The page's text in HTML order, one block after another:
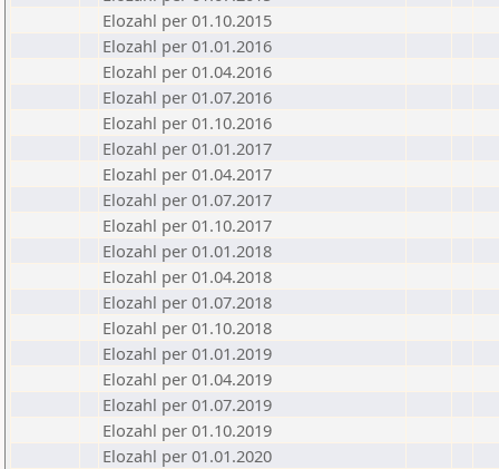
Elozahl per 01.10.2015
Elozahl per 01.01.2016
Elozahl per 01.04.2016
Elozahl per 01.07.2016
Elozahl per 01.10.2016
Elozahl per 01.01.2017
Elozahl per 01.04.2017
Elozahl per 01.07.2017
Elozahl per 01.10.2017
Elozahl per 01.01.2018
Elozahl per 01.04.2018
Elozahl per 01.07.2018
Elozahl per 01.10.2018
Elozahl per 01.01.2019
Elozahl per 01.04.2019
Elozahl per 01.07.2019
Elozahl per 01.10.2019
Elozahl per 01.01.2020